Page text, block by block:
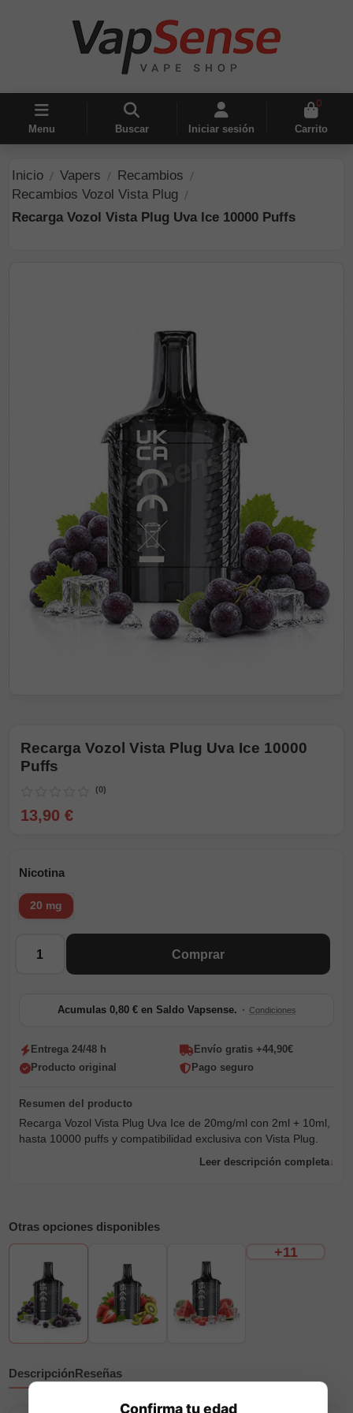
Menu Buscar Iniciar sesión
0
Carrito
Inicio Vapers
Recambios
Recambios Vozol Vista Plug
Recarga Vozol Vista Plug Uva Ice 10000 Puffs
Recarga Vozol Vista Plug Uva Ice 10000
Puffs
(0)
13,90 €
Nicotina
20 mg
Comprar
Acumulas 0,80 € en Saldo Vapsense. · Condiciones
Entrega 24/48 h
Envío gratis +44,90€
Producto original
Pago seguro
Recarga Vozol Vista Plug Uva Ice de 20mg/ml con 2ml + 10ml,
hasta 10000 puffs y compatibilidad exclusiva con Vista Plug.
Leer descripción completa
Otras opciones disponibles
+11
DescripciónReseñas
Confirma tu edad